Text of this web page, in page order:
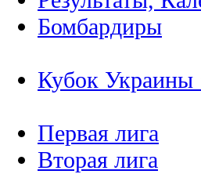
Бомбардиры
Кубок Украины
Первая лига
Вторая лига